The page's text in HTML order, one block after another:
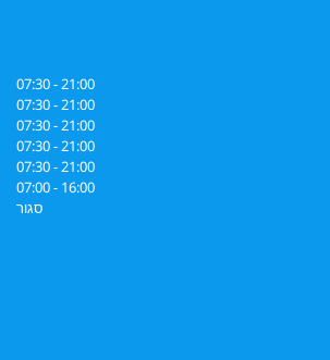
21:00 - 07:30
21:00 - 07:30
21:00 - 07:30
21:00 - 07:30
21:00 - 07:30
16:00 - 07:00
סגור